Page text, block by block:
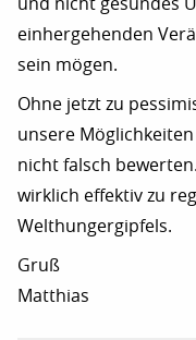
einhergehenden
sein mögen.
Ohne jetzt zu
unsere
nicht falsch
wirklich effektiv zu
Welthungergipfels.
Gruß
Matthias